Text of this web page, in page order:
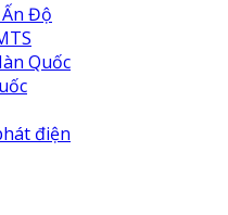
Độ
Quốc
điện